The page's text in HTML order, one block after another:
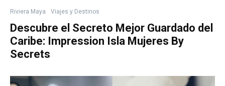
Riviera Maya Viajes y Destinos
Descubre el Secreto Mejor Guardado del
Caribe: Impression Isla Mujeres By
Secrets